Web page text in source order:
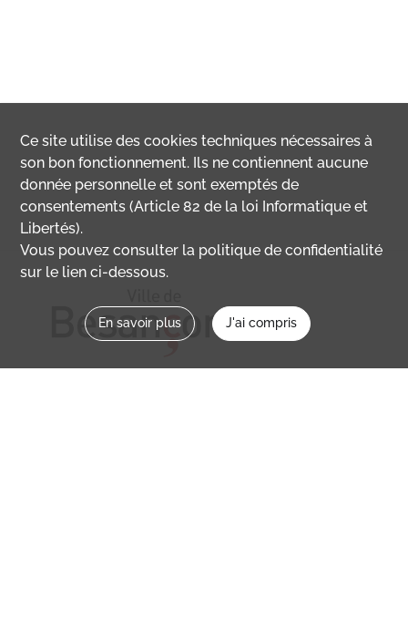
Ce site utilise descookies techniques nécessaires à
son bon fonctionnement. Ils ne contiennent aucune
donnée personnelle et sont exemptés de
consentements (Article 82 de la loi Informatique et
Libertés).
Vous pouvez consulter la politique de confidentialité
sur le lien ci-dessous.
En savoir plus J'ai compris